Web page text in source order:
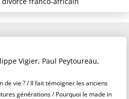
Vigier, Paul Peytoureau,
de vie ? / Il fait témoigner les anciens
générations / Pourquoi le made in